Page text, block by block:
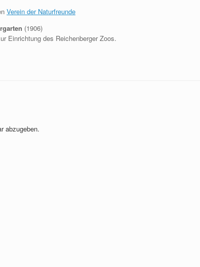
Verein der Naturfreunde
(1906)
Einrichtung des Reichenberger Zoos.
abzugeben.